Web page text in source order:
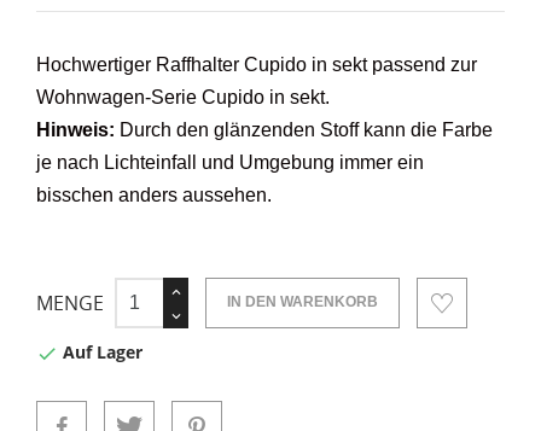
Hochwertiger Raffhalter Cupido in sekt passend zur
Wohnwagen-Serie Cupido in sekt.
Hinweis: Durch den glänzenden Stoff kann die Farbe
je nach Lichteinfall und Umgebung immer ein
bisschen anders aussehen.
MENGE IN DEN WARENKORB
 Auf Lager